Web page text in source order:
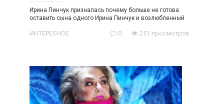
Ирина Пинчук призналась почему больше не готова
оставить сына одного Ирина Пинчук и возлюбленный
ИНТЕРЕСНОЕ 0 251 просмотров